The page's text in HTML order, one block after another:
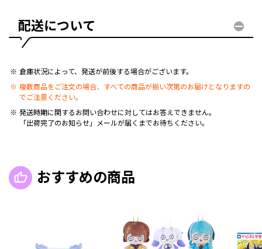
配送について
倉庫状況によって、発送が前後する場合がございます。
複数商品をご注文の場合、すべての商品が揃い次第のお届けとなりますの
でご注意ください。
発送時期に関するお問い合わせに対してはお答えできません。
「出荷完了のお知らせ」メールが届くまでお待ちください。
おすすめの商品